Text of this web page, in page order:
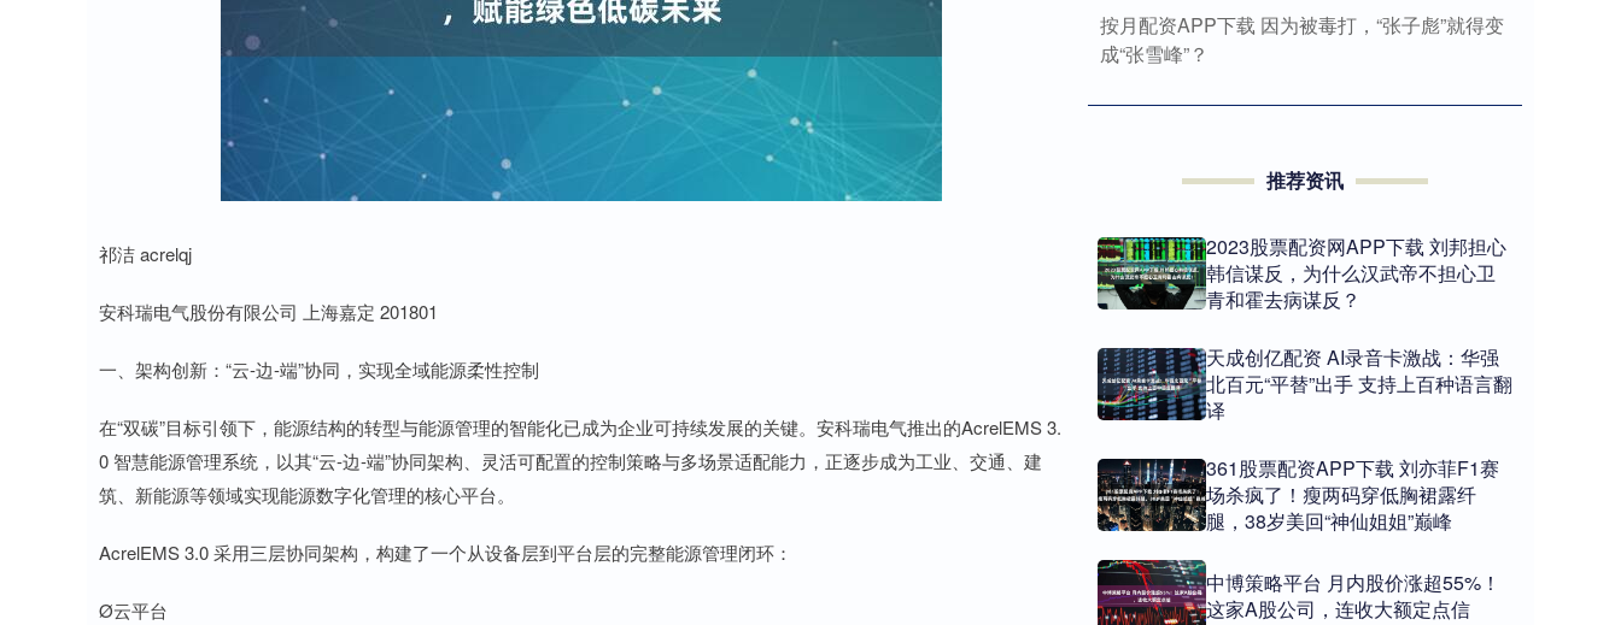
祁洁 acrelqj
安科瑞电气股份有限公司 上海嘉定 201801
一、架构创新：“云-边-端”协同，实现全域能源柔性控制
在“双碳”目标引领下，能源结构的转型与能源管理的智能化已成为企业可持续发展的关键。安科瑞电气推出的AcrelEMS 3.
0 智慧能源管理系统，以其“云-边-端”协同架构、灵活可配置的控制策略与多场景适配能力，正逐步成为工业、交通、建
筑、新能源等领域实现能源数字化管理的核心平台。
AcrelEMS 3.0 采用三层协同架构，构建了一个从设备层到平台层的完整能源管理闭环：
Ø云平台
按月配资APP下载 因为被毒打，“张子彪”就得变
成“张雪峰”？
推荐资讯
2023股票配资网APP下载 刘邦担心
韩信谋反，为什么汉武帝不担心卫
青和霍去病谋反？
天成创亿配资 AI录音卡激战：华强
北百元“平替”出手 支持上百种语言翻
译
361股票配资APP下载 刘亦菲F1赛
场杀疯了！瘦两码穿低胸裙露纤
腿，38岁美回“神仙姐姐”巅峰
中博策略平台 月内股价涨超55%！
这家A股公司，连收大额定点信